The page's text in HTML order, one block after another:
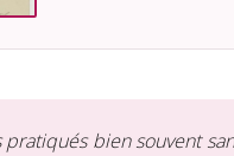
pratiqués bien souvent